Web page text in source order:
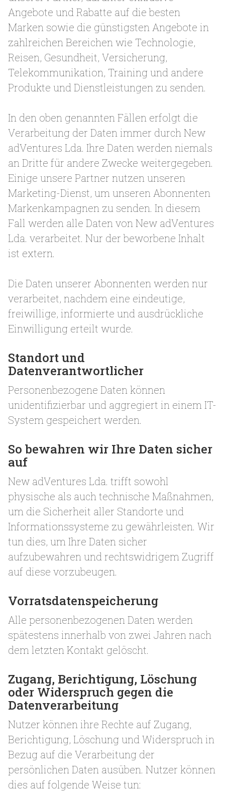
Angebote und Rabatte auf die besten
Marken sowie die günstigsten Angebote in
zahlreichen Bereichen wie Technologie,
Reisen, Gesundheit, Versicherung,
Telekommunikation, Training und andere
Produkte und Dienstleistungen zu senden.
In den oben genannten Fällen erfolgt die
Verarbeitung der Daten immer durch New
adVentures Lda. Ihre Daten werden niemals
an Dritte für andere Zwecke weitergegeben.
Einige unsere Partner nutzen unseren
Marketing-Dienst, um unseren Abonnenten
Markenkampagnen zu senden. In diesem
Fall werden alle Daten von New adVentures
Lda. verarbeitet. Nur der beworbene Inhalt
ist extern.
Die Daten unserer Abonnenten werden nur
verarbeitet, nachdem eine eindeutige,
freiwillige, informierte und ausdrückliche
Einwilligung erteilt wurde.
Standort und
Datenverantwortlicher
Personenbezogene Daten können
unidentifizierbar und aggregiert in einem IT-
System gespeichert werden.
So bewahren wir Ihre Daten sicher
auf
New adVentures Lda. trifft sowohl
physische als auch technische Maßnahmen,
um die Sicherheit aller Standorte und
Informationssysteme zu gewährleisten. Wir
tun dies, um Ihre Daten sicher
aufzubewahren und rechtswidrigem Zugriff
auf diese vorzubeugen.
Vorratsdatenspeicherung
Alle personenbezogenen Daten werden
spätestens innerhalb von zwei Jahren nach
dem letzten Kontakt gelöscht.
Zugang, Berichtigung, Löschung
oder Widerspruch gegen die
Datenverarbeitung
Nutzer können ihre Rechte auf Zugang,
Berichtigung, Löschung und Widerspruch in
Bezug auf die Verarbeitung der
persönlichen Daten ausüben. Nutzer können
dies auf folgende Weise tun: